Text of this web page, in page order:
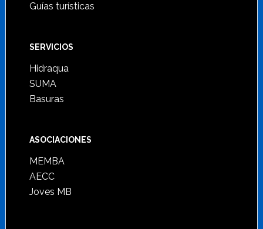
Guías turísticas
SERVICIOS
Hidraqua
SUMA
Basuras
ASOCIACIONES
MEMBA
AECC
Joves MB